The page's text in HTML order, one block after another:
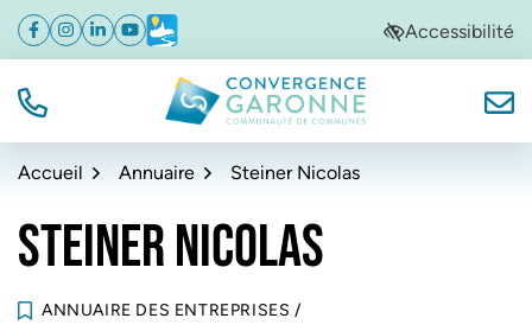
Aller
navigation
Aller
au
Aller
au
de
Facebook
(ouverture dans un nouvel onglet)
Instagram
(ouverture dans un nouvel onglet)
Linkedin
(ouverture dans un nouvel onglet)
YouTube
(ouverture dans un nouvel onglet)
Météo
(ouverture dans un nouvel onglet)Accessibilité
TÉL. Convergence Garonne
Accueil Annuaire Steiner Nicolas
STEINER NICOLAS
ANNUAIRE DES ENTREPRISES /